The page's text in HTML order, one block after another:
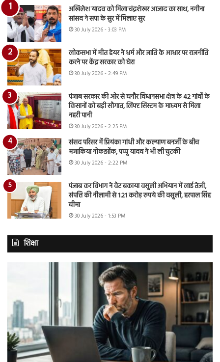
अखिलेश यादव को मिला चंद्रशेखर आजाद का साथ, नगीना
सांसद ने सपा के सुर में मिलाए सुर
30 July 2026 - 3:03 PM
लोकसभा में मीत हेयर ने धर्म और जाति के आधार पर राजनीति
करने पर केंद्र सरकार को घेरा
30 July 2026 - 2:49 PM
पंजाब सरकार की ओर से घनौर विधानसभा क्षेत्र के 42 गांवों के
किसानों को बड़ी सौगात, लिफ्ट सिस्टम के माध्यम से मिला
नहरी पानी
30 July 2026 - 2:25 PM
संसद परिसर में प्रियंका गांधी और कल्याण बनर्जी के बीच
मजाकिया नोकझोंक, पप्पू यादव ने भी ली चुटकी
30 July 2026 - 2:22 PM
पंजाब कर विभाग ने वैट बकाया वसूली अभियान में लाई तेजी,
संपत्ति की नीलामी से 1.21 करोड़ रुपये की वसूली, हरपाल सिंह
चीमा
30 July 2026 - 1:53 PM
शिक्षा